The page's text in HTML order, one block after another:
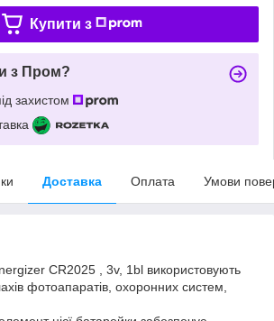
Купити з
з Пром?
захистом
Доставка Оплата Умови
CR2025 , 3v, 1bl використовують
фотоапаратів, охоронних систем,